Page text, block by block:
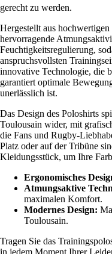
gerecht zu werden.
Hergestellt aus
hervorragende
Feuchtigkeitsregulierung,
anspruchsvollsten
innovative Technologie, die
garantiert optimale
unerlässlich ist.
Das Design des Poloshirts
Toulousain wider, mit
die Fans und Rugby-
Platz oder auf der Tribüne
Kleidungsstück, um Ihre
Ergonomisches
Atmungsaktive
maximalen Komfort.
Modernes Design:
Toulousain.
Tragen Sie das